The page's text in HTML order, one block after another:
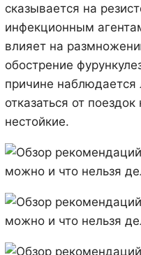
сказывается на
инфекционным
влияет на
обострение
причине
отказаться от
нестойкие.